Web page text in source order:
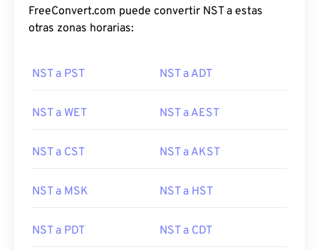
FreeConvert.com puede convertir NST a estas
otras zonas horarias:
NST a PST NST a ADT
NST a WET NST a AEST
NST a CST NST a AKST
NST a MSK NST a HST
NST a PDT NST a CDT